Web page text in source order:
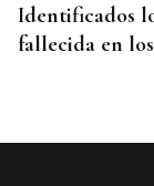
Identificados
fallecida en